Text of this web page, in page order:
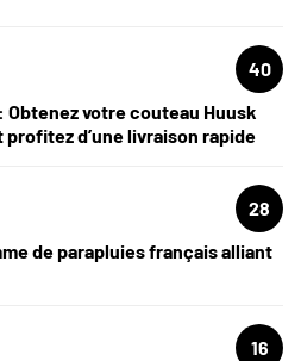
40
Obtenez votre couteau Huusk
profitez d’une livraison rapide
28
de parapluies français alliant
16